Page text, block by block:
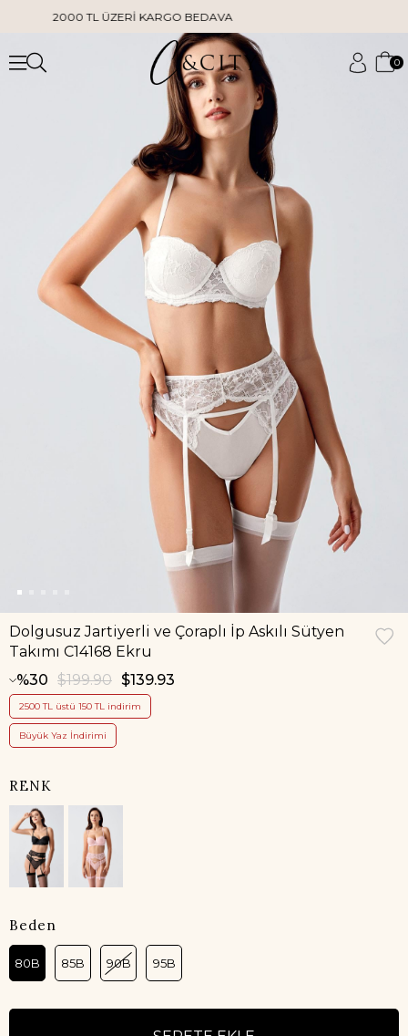
2000 TL ÜZERİ KARGO BEDAVA
0
Dolgusuz Jartiyerli ve Çoraplı İp Askılı Sütyen
Takımı C14168 Ekru
30 $199.90 $139.93
2500 TL üstü 150 TL indirim
Büyük Yaz İndirimi
RENK
Beden
80B 85B 90B 95B